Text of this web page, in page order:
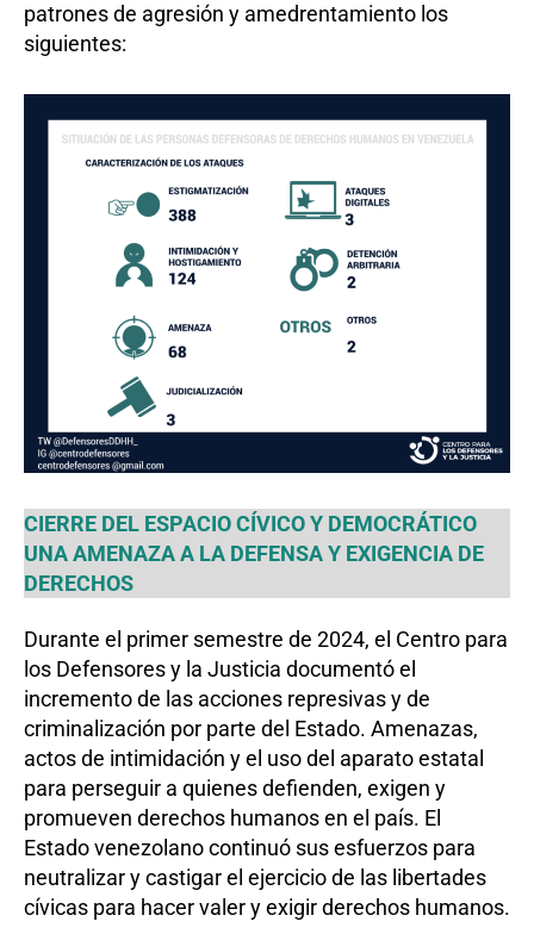
patrones de agresión y amedrentamiento los
siguientes:
CIERRE DEL ESPACIO CÍVICO Y DEMOCRÁTICO
UNA AMENAZA A LA DEFENSA Y EXIGENCIA DE
DERECHOS
Durante el primer semestre de 2024, el Centro para
los Defensores y la Justicia documentó el
incremento de las acciones represivas y de
criminalización por parte del Estado. Amenazas,
actos de intimidación y el uso del aparato estatal
para perseguir a quienes defienden, exigen y
promueven derechos humanos en el país. El
Estado venezolano continuó sus esfuerzos para
neutralizar y castigar el ejercicio de las libertades
cívicas para hacer valer y exigir derechos humanos.